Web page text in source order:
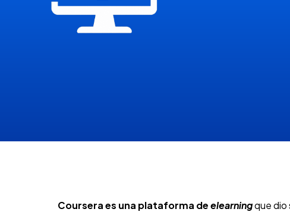
Coursera es una plataforma deelearningque dio